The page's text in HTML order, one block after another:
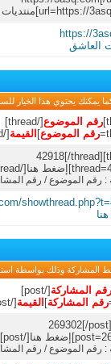
https://
العاشق
يمكنك يحتوي هذا الخيار
رقم الموضوع[/thread]
رقم الموضوع] القيمة [/thread]
: رقم الموضوع / رقم
المشاركة وذلك بواسطة
رقم المشاركة [/post]
رقم المشاركة] القيمة [/post]
: رقم الموضوع / رقم